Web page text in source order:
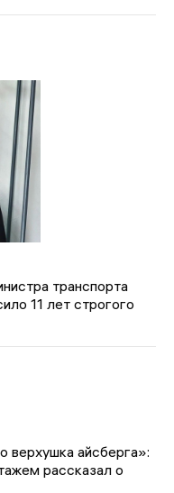
транспорта
11 лет строгого
верхушка айсберга»:
рассказал о